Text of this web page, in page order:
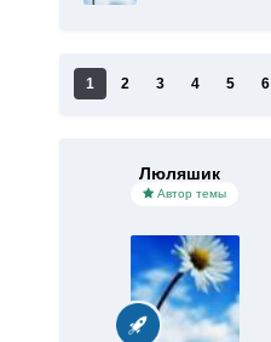
1 2 3 4 5 6
Люляшик
Автор темы